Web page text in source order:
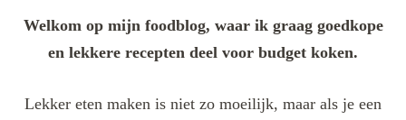
Welkom op mijn foodblog, waar ik graag goedkope
en lekkere recepten deel voor budget koken.
Lekker eten maken is niet zo moeilijk, maar als je een